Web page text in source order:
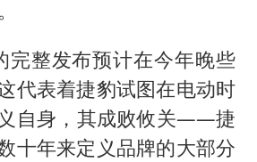
完整发布预计在今年晚些
代表着捷豹试图在电动时
自身，其成败攸关——捷
十年来定义品牌的大部分